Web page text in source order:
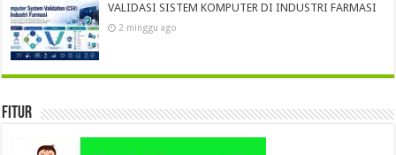
VALIDASI SISTEM KOMPUTER DI INDUSTRI FARMASI
2 minggu ago
Fitur